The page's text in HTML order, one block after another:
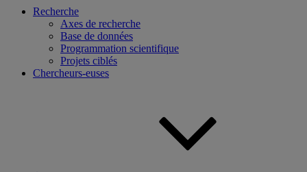
Recherche
Axes de recherche
Base de données
Programmation scientifique
Projets ciblés
Chercheurs-euses